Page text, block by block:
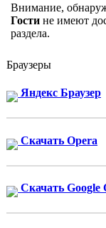
Внимание,
Гости не имеют
раздела.
Браузеры
Яндекс Браузер
Скачать Opera
Скачать Google